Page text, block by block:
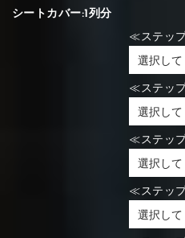
シートカバー:1列分
≪ステッ
≪ステッ
≪ステッ
≪ステッ